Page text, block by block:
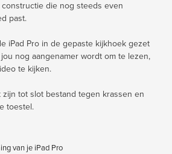
die nog steeds even
past.
iPad Pro in de gepaste kijkhoek gezet
nog aangenamer wordt om te lezen,
te kijken.
tot slot bestand tegen krassen en
toestel.
van je iPad Pro